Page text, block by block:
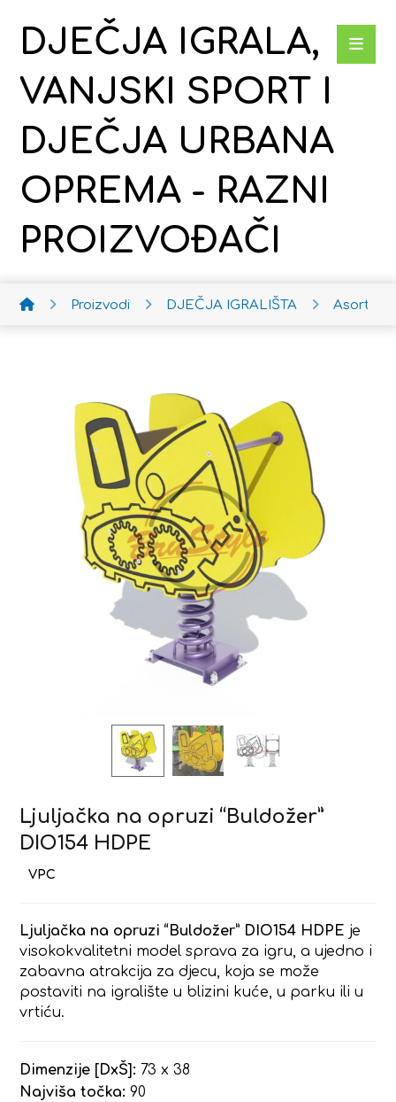
DJEČJA IGRALA,
VANJSKI SPORT I
DJEČJA URBANA
OPREMA - RAZNI
PROIZVOĐAČI
Proizvodi DJEČJA IGRALIŠTA
Ljuljačka na opruzi “Buldožer”
DIO154 HDPE
Ljuljačka na opruzi “Buldožer” DIO154 HDPE je
visokokvalitetni model sprava za igru, a ujedno i
zabavna atrakcija za djecu, koja se može
postaviti na igralište u blizini kuće, u parku ili u
vrtiću.
Dimenzije [DxŠ]: 73 x 38
Najviša točka: 90